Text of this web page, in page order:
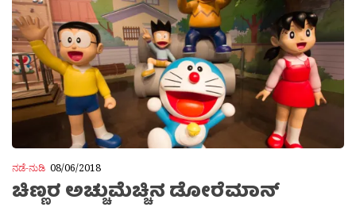
ನಡೆ-ನುಡಿ 08/06/2018
ಚಿಣ್ಣರ ಅಚ್ಚುಮೆಚ್ಚಿನ ಡೋರೆಮಾನ್